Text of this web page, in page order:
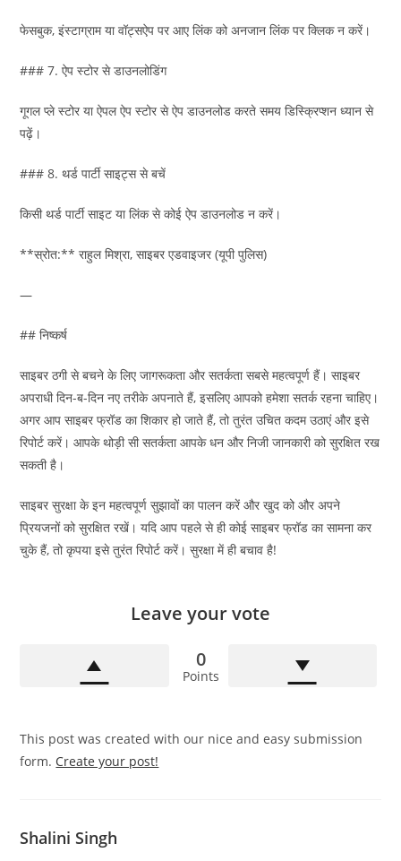
फेसबुक, इंस्टाग्राम या वॉट्सऐप पर आए लिंक को अनजान लिंक पर क्लिक न करें।
### 7. ऐप स्टोर से डाउनलोडिंग
गूगल प्ले स्टोर या ऐपल ऐप स्टोर से ऐप डाउनलोड करते समय डिस्क्रिप्शन ध्यान से
पढ़ें।
### 8. थर्ड पार्टी साइट्स से बचें
किसी थर्ड पार्टी साइट या लिंक से कोई ऐप डाउनलोड न करें।
**स्रोत:** राहुल मिश्रा, साइबर एडवाइजर (यूपी पुलिस)
—
## निष्कर्ष
साइबर ठगी से बचने के लिए जागरूकता और सतर्कता सबसे महत्वपूर्ण हैं। साइबर
अपराधी दिन-ब-दिन नए तरीके अपनाते हैं, इसलिए आपको हमेशा सतर्क रहना चाहिए।
अगर आप साइबर फ्रॉड का शिकार हो जाते हैं, तो तुरंत उचित कदम उठाएं और इसे
रिपोर्ट करें। आपके थोड़ी सी सतर्कता आपके धन और निजी जानकारी को सुरक्षित रख
सकती है।
साइबर सुरक्षा के इन महत्वपूर्ण सुझावों का पालन करें और खुद को और अपने
प्रियजनों को सुरक्षित रखें। यदि आप पहले से ही कोई साइबर फ्रॉड का सामना कर
चुके हैं, तो कृपया इसे तुरंत रिपोर्ट करें। सुरक्षा में ही बचाव है!
Leave your vote
0
Points
This post was created with our nice and easy submission
form. Create your post!
Shalini Singh